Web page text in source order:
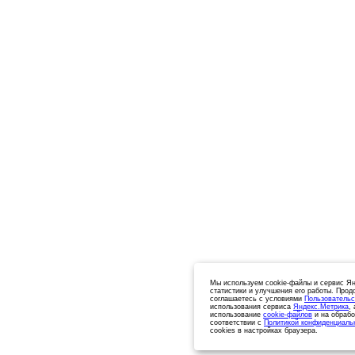
Мы используем cookie-файлы и сервис
статистики и улучшения его работы.
соглашаетесь с условиями
использования сервиса Яндекс.Метрика,
использование cookie-файлов и на
соответствии с Политикой
cookies в настройках браузера.